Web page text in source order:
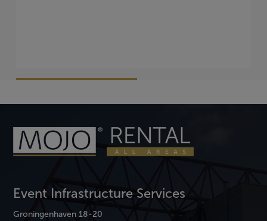
Event Infrastructure Services
Groningenhaven 18-20